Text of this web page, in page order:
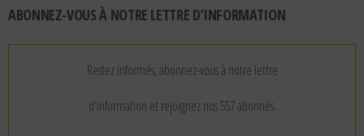
ABONNEZ-VOUS À NOTRE LETTRE D’INFORMATION
Restez informés, abonnez-vous à notre lettre
d'information et rejoignez nos 557 abonnés.